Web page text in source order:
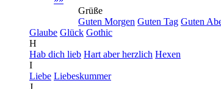
Grüße
Guten Morgen Guten Tag Guten
Glaube Glück Gothic
H
Hab dich lieb Hart aber herzlich Hexen
I
Liebe Liebeskummer
J